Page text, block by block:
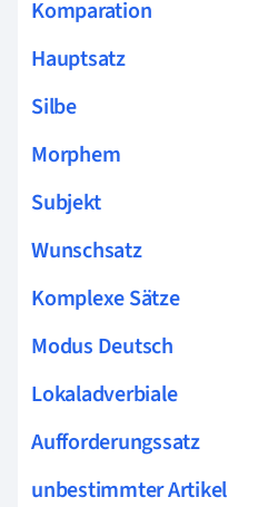
Komparation
Hauptsatz
Silbe
Morphem
Subjekt
Wunschsatz
Komplexe Sätze
Modus Deutsch
Lokaladverbiale
Aufforderungssatz
unbestimmter Artikel